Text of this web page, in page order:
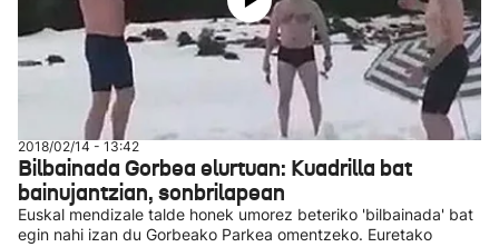
2018/02/14 - 13:42
Bilbainada Gorbea elurtuan: Kuadrilla bat
bainujantzian, sonbrilapean
Euskal mendizale talde honek umorez beteriko 'bilbainada' bat
egin nahi izan du Gorbeako Parkea omentzeko. Euretako